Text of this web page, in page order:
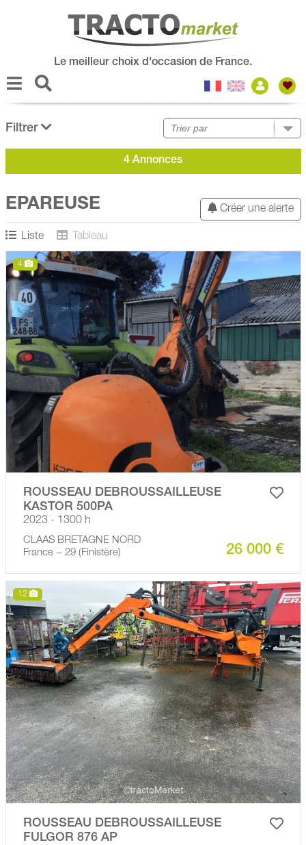
Le meilleur choix d'occasion de France.
Filtrer
4 Annonces
Créer une alerte
EPAREUSE
Liste Tableau
4
ROUSSEAU DEBROUSSAILLEUSE
KASTOR 500PA
2023 - 1300 h
CLAAS BRETAGNE NORD
France − 29 (Finistère)
26 000 €
12
ROUSSEAU DEBROUSSAILLEUSE
FULGOR 876 AP